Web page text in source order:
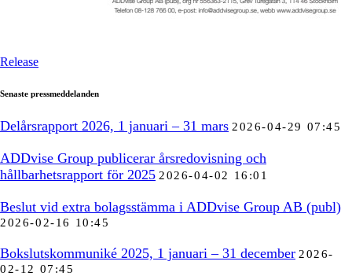
Release
Senaste pressmeddelanden
Delårsrapport 2026, 1 januari – 31 mars 2026-04-29 07:45
ADDvise Group publicerar årsredovisning och
hållbarhetsrapport för 2025 2026-04-02 16:01
Beslut vid extra bolagsstämma i ADDvise Group AB (publ)
2026-02-16 10:45
Bokslutskommuniké 2025, 1 januari – 31 december 2026-
02-12 07:45